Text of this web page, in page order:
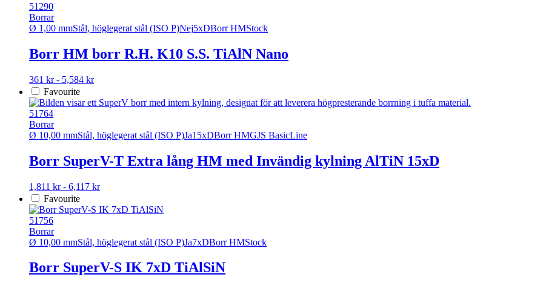
varianter.
olika
alternativen
väljas
produktsidan
51290
Borrar
Ø 1,00 mmStål, höglegerat stål (ISO P)Nej5xDBorr HMStock
Borr HM borr R.H. K10 S.S. TiAlN Nano
361 kr - 5,584 krDen
produkten
varianter.
olika
alternativen
väljas
produktsidan
Favourite
51764
Borrar
Ø 10,00 mmStål, höglegerat stål (ISO P)Ja15xDBorr HMGJS BasicLine
Borr SuperV-T Extra lång HM med Invändig kylning AlTiN 15xD
1,811 kr - 6,117 krDen
produkten
varianter.
olika
alternativen
Favourite
51756
Borrar
Ø 10,00 mmStål, höglegerat stål (ISO P)Ja7xDBorr HMStock
Borr SuperV-S IK 7xD TiAlSiN